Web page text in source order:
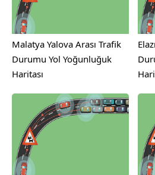
Malatya Yalova Arası Trafik
Durumu Yol Yoğunluğuk
Haritası